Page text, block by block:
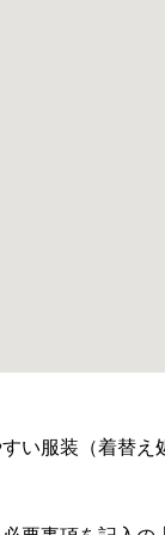
い服装（着替え